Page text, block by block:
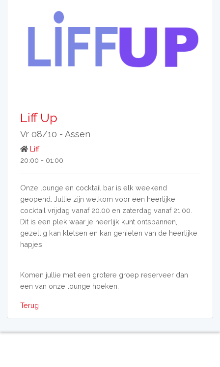
Liff Up
Vr 08/10 - Assen
Liff
20:00 - 01:00
Onze lounge en cocktail bar is elk weekend
geopend. Jullie zijn welkom voor een heerlijke
cocktail vrijdag vanaf 20.00 en zaterdag vanaf 21.00.
Dit is een plek waar je heerlijk kunt ontspannen,
gezellig kan kletsen en kan genieten van de heerlijke
hapjes.
Komen jullie met een grotere groep reserveer dan
een van onze lounge hoeken.
Terug